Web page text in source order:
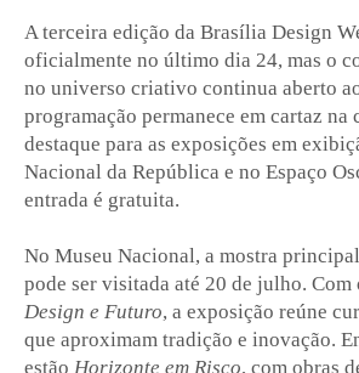
A terceira edição da Brasília Design
oficialmente no último dia 24, mas o
no universo criativo continua aberto
programação permanece em cartaz na
destaque para as exposições em
Nacional da República e no Espaço
entrada é gratuita.
No Museu Nacional, a mostra
pode ser visitada até 20 de julho. Com
Design e Futuro, a exposição reúne
que aproximam tradição e inovação.
estão Horizonte em Risco, com obras